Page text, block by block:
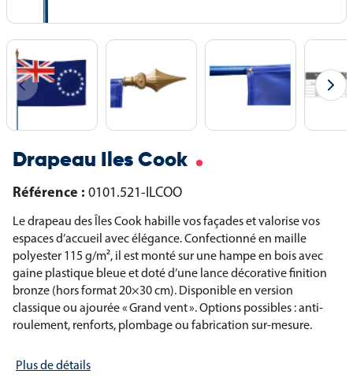
Drapeau Iles Cook
Référence : 0101.521-ILCOO
Le drapeau des Îles Cook habille vos façades et valorise vos
espaces d’accueil avec élégance. Confectionné en maille
polyester 115 g/m², il est monté sur une hampe en bois avec
gaine plastique bleue et doté d’une lance décorative finition
bronze (hors format 20×30 cm). Disponible en version
classique ou ajourée « Grand vent ». Options possibles : anti-
roulement, renforts, plombage ou fabrication sur-mesure.
Plus de détails